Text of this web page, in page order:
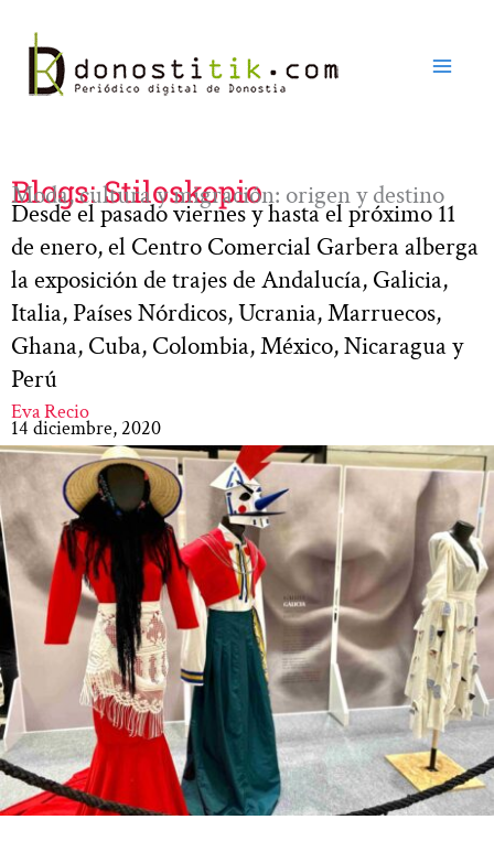
contenido
Blogs: Stiloskopio
Moda, cultura y migración: origen y destino
Desde el pasado viernes y hasta el próximo 11
de enero, el Centro Comercial Garbera alberga
la exposición de trajes de Andalucía, Galicia,
Italia, Países Nórdicos, Ucrania, Marruecos,
Ghana, Cuba, Colombia, México, Nicaragua y
Perú
Eva Recio
14 diciembre, 2020